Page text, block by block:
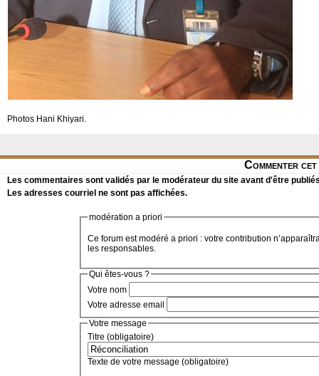
Photos Hani Khiyari.
Commenter
Les commentaires sont validés par le modérateur du site avant d'être
Les adresses courriel ne sont pas affichées.
modération a priori
Ce forum est modéré a priori : votre contribution
les responsables.
Qui êtes-vous ?
Votre nom
Votre adresse email
Votre message
Titre (obligatoire)
Texte de votre message (obligatoire)